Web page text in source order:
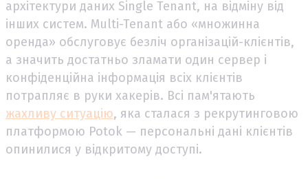
архітектури даних Single Tenant, на відміну від
інших систем. Multi-Tenant або «множинна
оренда» обслуговує безліч організацій-клієнтів,
а значить достатньо зламати один сервер і
конфіденційна інформація всіх клієнтів
потрапляє в руки хакерів. Всі пам'ятають
жахливу ситуацію, яка сталася з рекрутинговою
платформою Potok — персональні дані клієнтів
опинилися у відкритому доступі.